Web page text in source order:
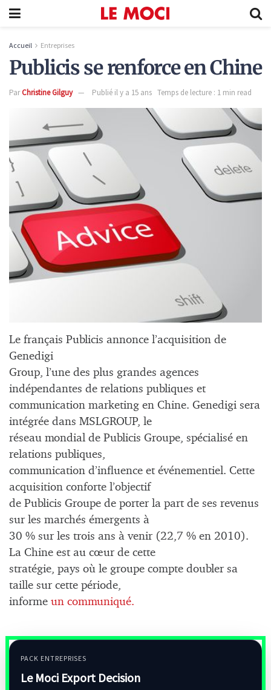
Accueil Entreprises
Publicis se renforce en Chine
ParChristine Gilguy Publié il y a 15 ans Temps de lecture : 1 min read
Le français Publicis annonce l’acquisition de
Genedigi
Group, l’une des plus grandes agences
indépendantes de relations publiques et
communication marketing en Chine. Genedigi sera
intégrée dans MSLGROUP, le
réseau mondial de Publicis Groupe, spécialisé en
relations publiques,
communication d’influence et événementiel. Cette
acquisition conforte l’objectif
de Publicis Groupe de porter la part de ses revenus
sur les marchés émergents à
30 % sur les trois ans à venir (22,7 % en 2010).
La Chine est au cœur de cette
stratégie, pays où le groupe compte doubler sa
taille sur cette période,
informe un communiqué.
PACK ENTREPRISES
Le Moci Export Decision